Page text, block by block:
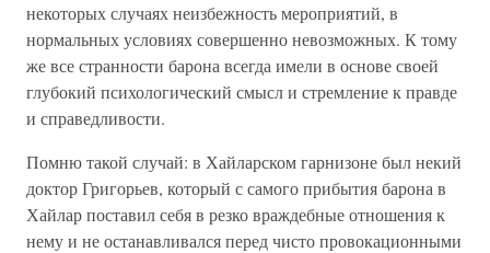
некоторых случаях неизбежность мероприятий, в
нормальных условиях совершенно невозможных. К тому
же все странности барона всегда имели в основе своей
глубокий психологический смысл и стремление к правде
и справедливости.
Помню такой случай: в Хайларском гарнизоне был некий
доктор Григорьев, который с самого прибытия барона в
Хайлар поставил себя в резко враждебные отношения к
нему и не останавливался перед чисто провокационными